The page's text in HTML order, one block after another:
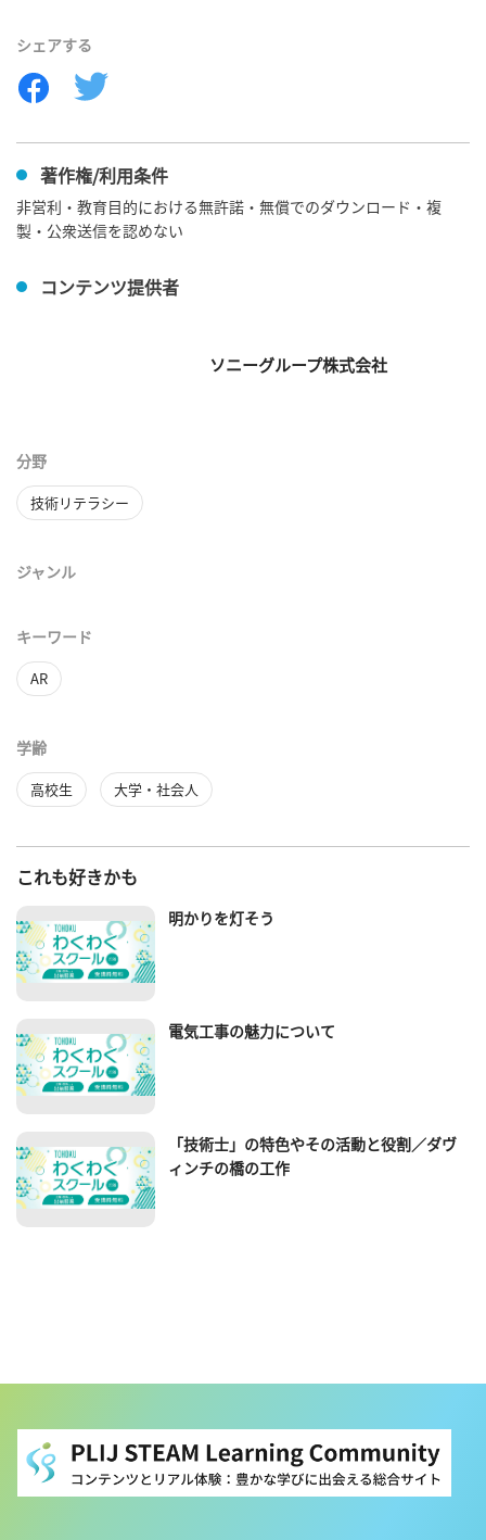
シェアする
著作権/利用条件
非営利・教育目的における無許諾・無償でのダウンロード・複
製・公衆送信を認めない
コンテンツ提供者
ソニーグループ株式会社
分野
技術リテラシー
ジャンル
キーワード
AR
学齢
高校生 大学・社会人
これも好きかも
明かりを灯そう
電気工事の魅力について
「技術士」の特色やその活動と役割／ダヴ
ィンチの橋の工作